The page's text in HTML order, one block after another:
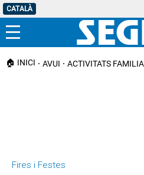
CATALÀ
Menú
🏠 INICI AVUI ACTIVITATS
Fires i Festes